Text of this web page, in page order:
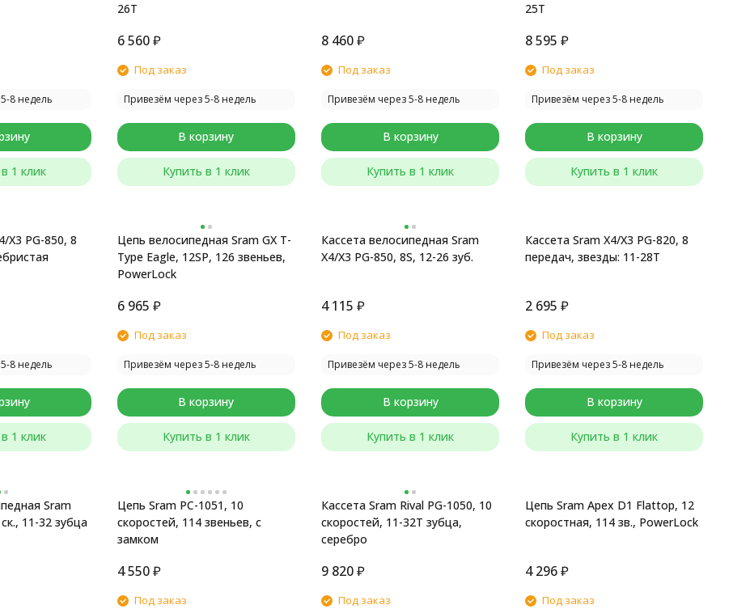
8 недель
1 клик
26T
6 560₽
Под заказ
Привезём через 5-8 недель
В корзину
Купить в 1 клик
8 460₽
Под заказ
Привезём через 5-8 недель
В корзину
Купить в 1 клик
25T
8 595 ₽
Под заказ
Привезём через 5-8 недель
В корзину
Купить в 1 клик
X3 PG-850, 8
8 недель
1 клик
Цепь велосипедная Sram GX T-
Type Eagle, 12SP, 126 звеньев,
PowerLock
6 965 ₽
Под заказ
Привезём через 5-8 недель
В корзину
Купить в 1 клик
Кассета велосипедная Sram
X4/X3 PG-850, 8S, 12-26 зуб.
4 115 ₽
Под заказ
Привезём через 5-8 недель
В корзину
Купить в 1 клик
Кассета Sram X4/X3 PG-820, 8
передач, звезды: 11-28T
2 695 ₽
Под заказ
Привезём через 5-8 недель
В корзину
Купить в 1 клик
Sram
11-32 зубца
Цепь Sram PC-1051, 10
скоростей, 114 звеньев, с
замком
4 550₽
Под заказ
Кассета Sram Rival PG-1050, 10
скоростей, 11-32T зубца,
серебро
9 820₽
Под заказ
Цепь Sram Apex D1 Flattop, 12
скоростная, 114 зв., PowerLock
4 296₽
Под заказ